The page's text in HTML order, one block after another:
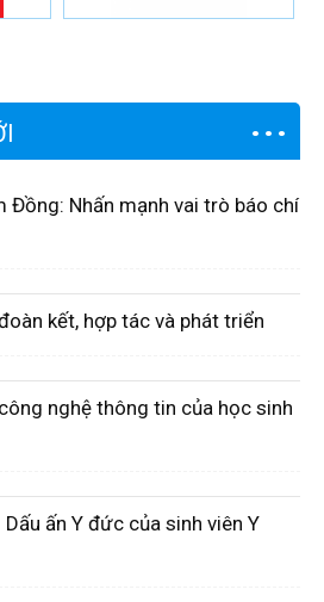
Đồng: Nhấn mạnh vai trò báo chí
kết, hợp tác và phát triển
nghệ thông tin của học sinh
ấn Y đức của sinh viên Y